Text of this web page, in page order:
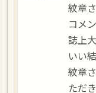
紋章
コメ
誌上
いい
紋章
ただ